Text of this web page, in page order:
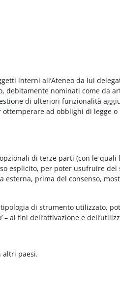
interni all’Ateneo da lui
nominati come da
di ulteriori funzionalità
ad obblighi di legge
di terze parti (con le
esplicito, per poter usufruire
esterna, prima del consenso,
di strumento utilizzato,
ai fini dell’attivazione e
altri paesi.